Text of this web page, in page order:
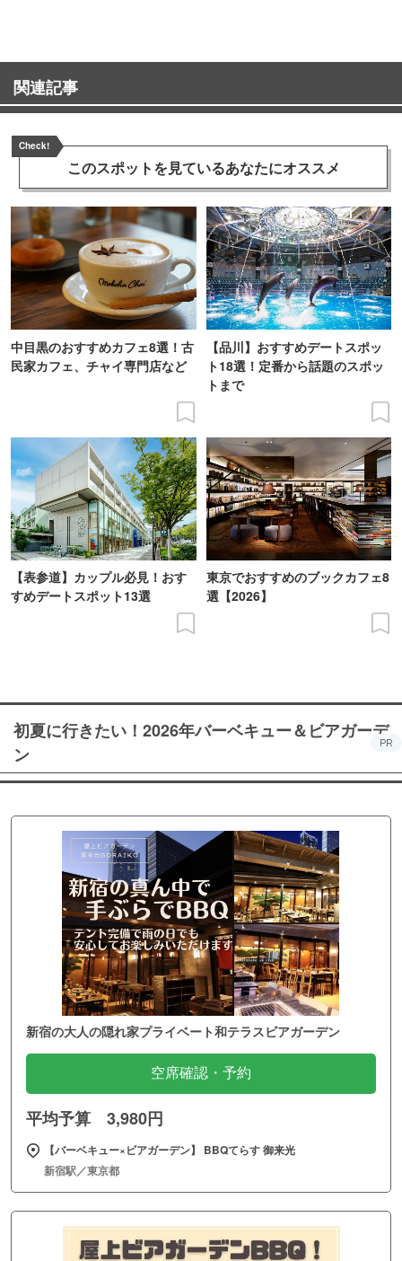
関連記事
Check!
このスポットを見ているあなたにオススメ
中目黒のおすすめカフェ8選！古
民家カフェ、チャイ専門店など
【品川】おすすめデートスポッ
ト18選！定番から話題のスポッ
トまで
【表参道】カップル必見！おす
すめデートスポット13選
東京でおすすめのブックカフェ8
選【2026】
初夏に行きたい！2026年バーベキュー＆ビアガーデ
ン
PR
新宿の大人の隠れ家プライベート和テラスビアガーデン
空席確認・予約
平均予算 3,980円
【バーベキュー×ビアガーデン】 BBQてらす 御来光
新宿駅／東京都